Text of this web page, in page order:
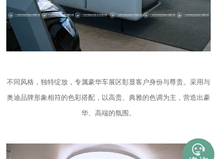
不同风格，独特绽放，专属豪华车展区彰显客户身份与尊贵。采用与
奥迪品牌形象相符的色彩搭配，以高贵、典雅的色调为主，营造出豪
华、高端的氛围。